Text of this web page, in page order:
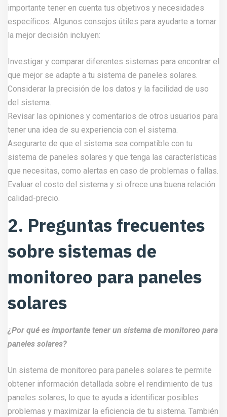
importante tener en cuenta tus objetivos y necesidades
específicos. Algunos consejos útiles para ayudarte a tomar
la mejor decisión incluyen:
Investigar y comparar diferentes sistemas para encontrar el
que mejor se adapte a tu sistema de paneles solares.
Considerar la precisión de los datos y la facilidad de uso
del sistema.
Revisar las opiniones y comentarios de otros usuarios para
tener una idea de su experiencia con el sistema.
Asegurarte de que el sistema sea compatible con tu
sistema de paneles solares y que tenga las características
que necesitas, como alertas en caso de problemas o fallas.
Evaluar el costo del sistema y si ofrece una buena relación
calidad-precio.
2. Preguntas frecuentes
sobre sistemas de
monitoreo para paneles
solares
¿Por qué es importante tener un sistema de monitoreo para
paneles solares?
Un sistema de monitoreo para paneles solares te permite
obtener información detallada sobre el rendimiento de tus
paneles solares, lo que te ayuda a identificar posibles
problemas y maximizar la eficiencia de tu sistema. También